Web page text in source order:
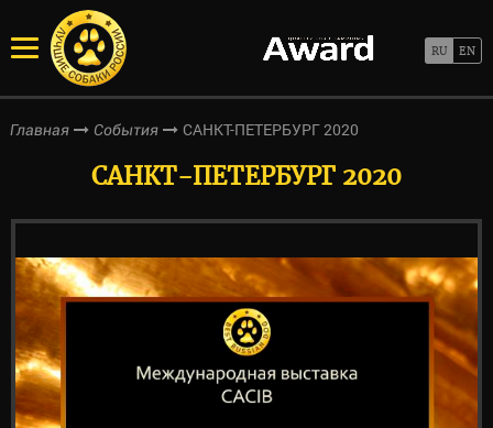
Главная События САНКТ-ПЕТЕРБУРГ 2020
САНКТ-ПЕТЕРБУРГ 2020